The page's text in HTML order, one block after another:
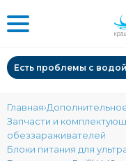
Есть проблемы с
Главная
Запчасти и
обеззараживателей
Блоки питания для